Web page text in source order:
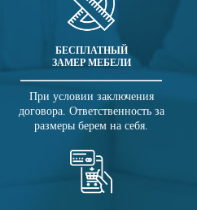
БЕСПЛАТНЫЙ
ЗАМЕР МЕБЕЛИ
При условии заключения
договора. Ответственность за
размеры берем на себя.